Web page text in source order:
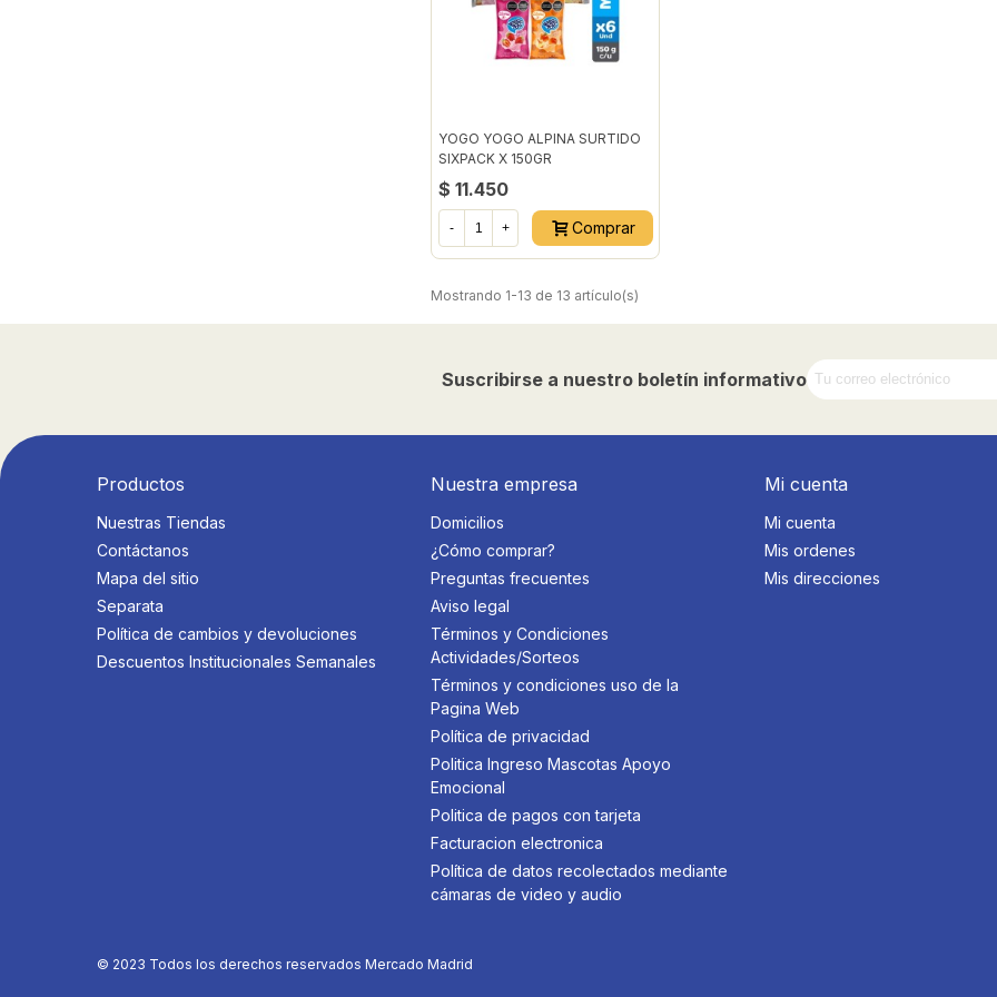
YOGO YOGO ALPINA SURTIDO
SIXPACK X 150GR
$ 11.450
- + Comprar
Mostrando 1-13 de 13 artículo(s)
Suscribirse a nuestro boletín informativo
Productos
Nuestras Tiendas
Contáctanos
Mapa del sitio
Separata
Política de cambios y devoluciones
Descuentos Institucionales Semanales
Nuestra empresa
Domicilios
¿Cómo comprar?
Preguntas frecuentes
Aviso legal
Términos y Condiciones
Actividades/Sorteos
Términos y condiciones uso de la
Pagina Web
Política de privacidad
Politica Ingreso Mascotas Apoyo
Emocional
Politica de pagos con tarjeta
Facturacion electronica
Política de datos recolectados mediante
cámaras de video y audio
Mi cuenta
Mi cuenta
Mis ordenes
Mis direcciones
© 2023 Todos los derechos reservados Mercado Madrid